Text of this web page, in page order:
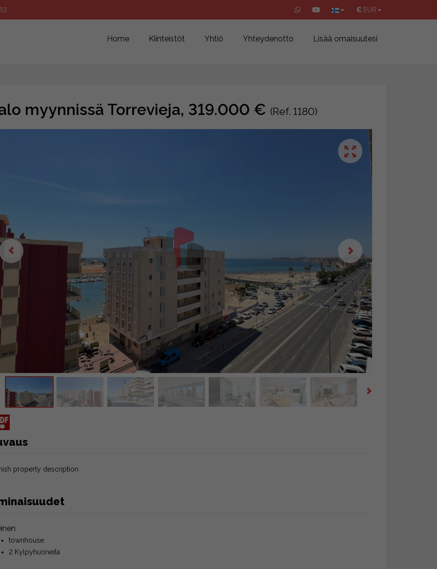
€ EUR
Home Kiinteistöt Yhtiö Yhteydenotto Lisää omaisuutesi
myynnissä Torrevieja, 319.000 € (Ref. 1180)
property description
townhouse
2 Kylpyhuoneita